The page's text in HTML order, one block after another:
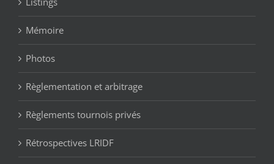
Mémoire
Photos
Règlementation et arbitrage
Règlements tournois privés
Rétrospectives LRIDF